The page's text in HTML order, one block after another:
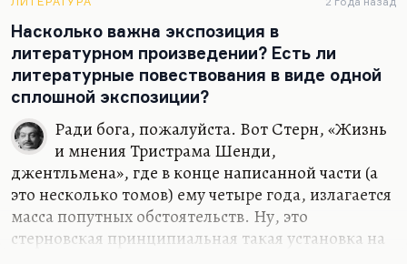
вещи, как бы отвлекающие внимание. И поэтому
цензура не обратила внимание на главную суть
этого фильма, действительно,…
Насколько важна экспозиция в
литературном произведении? Есть ли
литературные повествования в виде одной
сплошной экспозиции?
Ради бога, пожалуйста. Вот Стерн, «Жизнь
и мнения Тристрама Шенди,
джентльмена», где в конце написанной части (а
это несколько томов) ему четыре года, излагается
масса попутных обстоятельств. Ну, это
стерновская принципиальная такая установка на